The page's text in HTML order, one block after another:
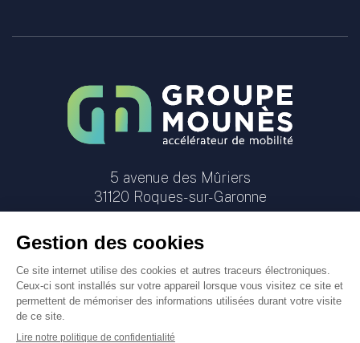
5 avenue des Mûriers
31120 Roques-sur-Garonne
Menu Pied de page
© Groupe Mounès. Tous les droits sont réservés